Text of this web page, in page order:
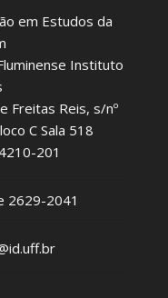
em Estudos da
Instituto
Freitas Reis, s/nº
C Sala 518
201
2629-2041